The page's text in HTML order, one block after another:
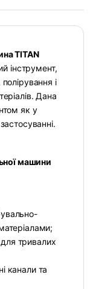
TITAN
інструмент,
і
Дана
як у
машини
тривалих
канали та